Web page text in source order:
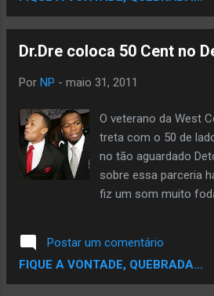
Dr.Dre coloca 50 Cent no
Por NP - maio 31, 2011
O veterano da West
treta com o 50 de
no tão aguardado
sobre essa parceria
fiz um som muito
como o Dre é né?
filhos irão ver o Detox
acho! rsrs… By
Postar um comentário
FIQUE A VONTADE, QUEBRADA...